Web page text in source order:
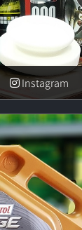
Instagram